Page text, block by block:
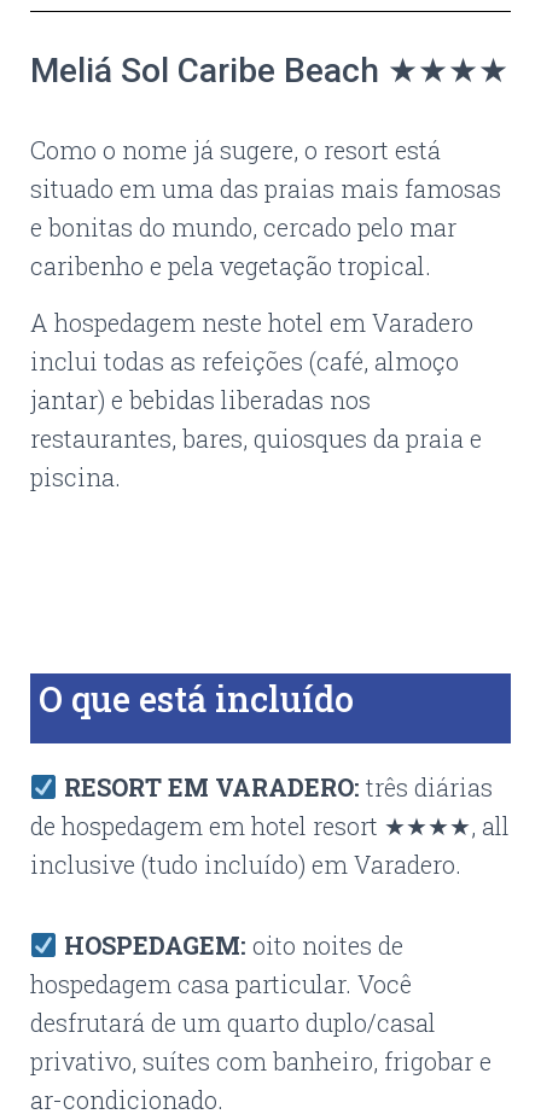
Meliá Sol Caribe Beach ★★★★
Como o nome já sugere, o resort está
situado em uma das praias mais famosas
e bonitas do mundo, cercado pelo mar
caribenho e pela vegetação tropical.
A hospedagem neste hotel em Varadero
inclui todas as refeições (café, almoço
jantar) e bebidas liberadas nos
restaurantes, bares, quiosques da praia e
piscina.
O que está incluído
RESORT EM VARADERO: três diárias
de hospedagem em hotel resort ★★★★, all
inclusive (tudo incluído) em Varadero.
HOSPEDAGEM: oito noites de
hospedagem casa particular. Você
desfrutará de um quarto duplo/casal
privativo, suítes com banheiro, frigobar e
ar-condicionado.